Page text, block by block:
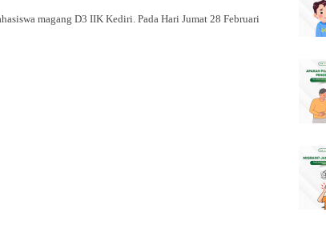
magang D3 IIK Kediri. Pada Hari Jumat 28 Februari